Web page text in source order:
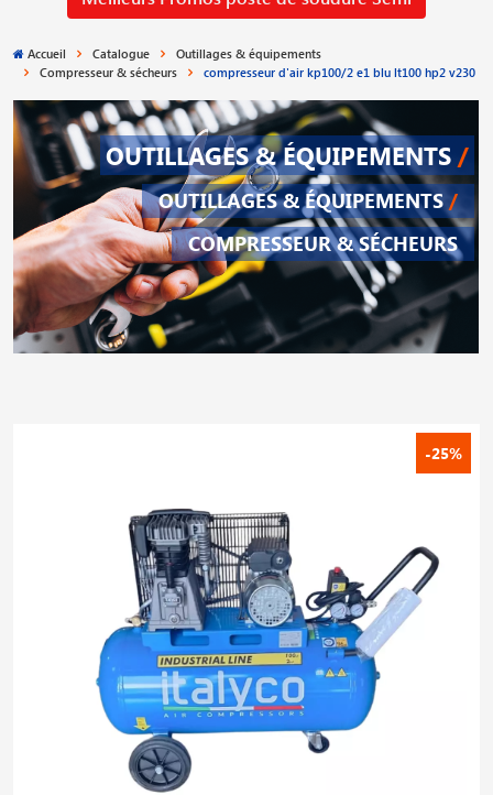
Accueil Catalogue
Outillages & équipements
Compresseur & sécheurs
compresseur d'air kp100/2 e1 blu lt100 hp2 v230
OUTILLAGES & ÉQUIPEMENTS /
OUTILLAGES & ÉQUIPEMENTS /
COMPRESSEUR & SÉCHEURS
-25%